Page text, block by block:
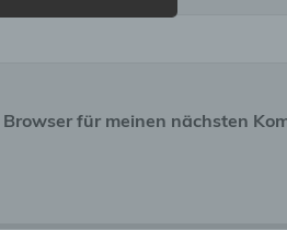
für meinen nächsten
das